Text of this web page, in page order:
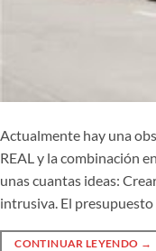
Actualmente hay una
REAL y la combinación
unas cuantas ideas:
intrusiva. El
CONTINUAR LEYENDO →